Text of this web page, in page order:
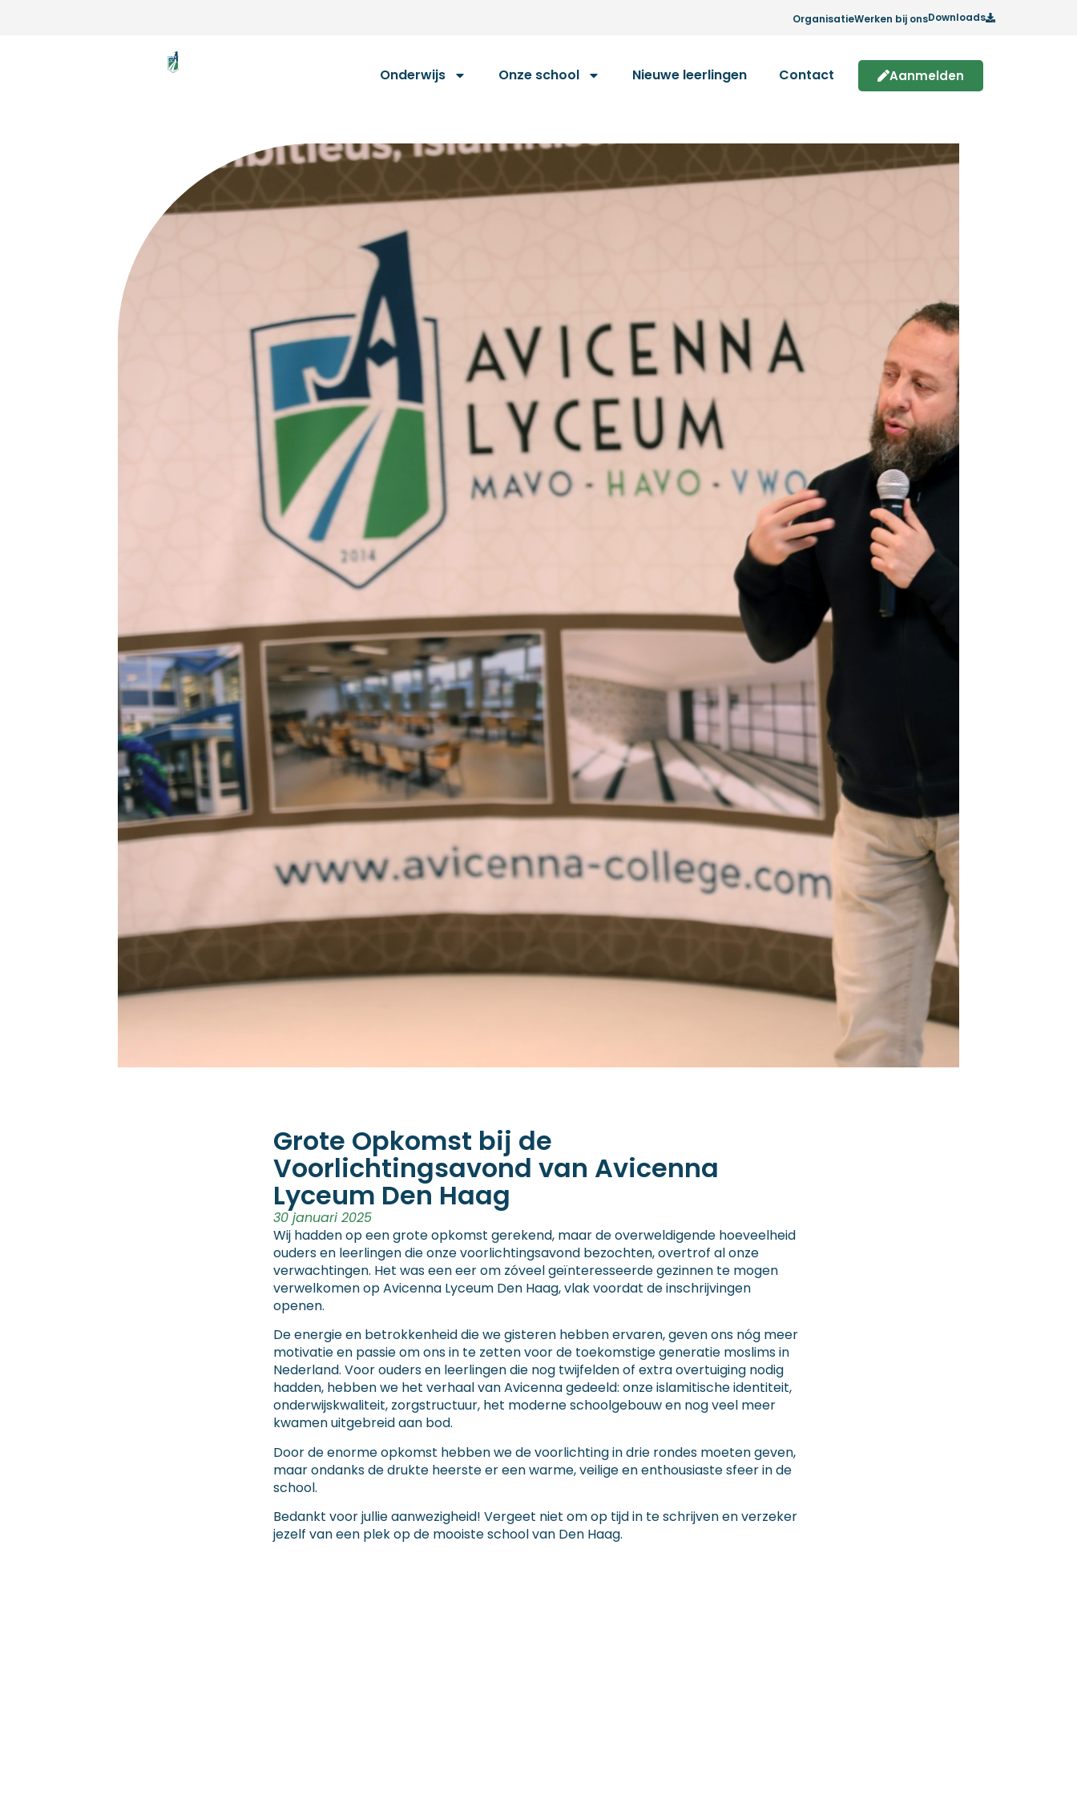
OrganisatieWerken bij onsDownloads
Onderwijs Onze school Nieuwe leerlingen Contact Aanmelden
Grote Opkomst bij de
Voorlichtingsavond van Avicenna
Lyceum Den Haag
30 januari 2025
Wij hadden op een grote opkomst gerekend, maar de overweldigende hoeveelheid
ouders en leerlingen die onze voorlichtingsavond bezochten, overtrof al onze
verwachtingen. Het was een eer om zóveel geïnteresseerde gezinnen te mogen
verwelkomen op Avicenna Lyceum Den Haag, vlak voordat de inschrijvingen
openen.
De energie en betrokkenheid die we gisteren hebben ervaren, geven ons nóg meer
motivatie en passie om ons in te zetten voor de toekomstige generatie moslims in
Nederland. Voor ouders en leerlingen die nog twijfelden of extra overtuiging nodig
hadden, hebben we het verhaal van Avicenna gedeeld: onze islamitische identiteit,
onderwijskwaliteit, zorgstructuur, het moderne schoolgebouw en nog veel meer
kwamen uitgebreid aan bod.
Door de enorme opkomst hebben we de voorlichting in drie rondes moeten geven,
maar ondanks de drukte heerste er een warme, veilige en enthousiaste sfeer in de
school.
Bedankt voor jullie aanwezigheid! Vergeet niet om op tijd in te schrijven en verzeker
jezelf van een plek op de mooiste school van Den Haag.